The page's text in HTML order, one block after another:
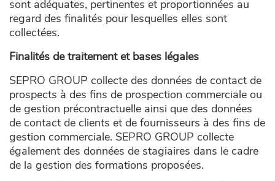
sont adéquates, pertinentes et proportionnées au
regard des finalités pour lesquelles elles sont
collectées.
Finalités de traitement et bases légales
SEPRO GROUP collecte des données de contact de
prospects à des fins de prospection commerciale ou
de gestion précontractuelle ainsi que des données
de contact de clients et de fournisseurs à des fins de
gestion commerciale. SEPRO GROUP collecte
également des données de stagiaires dans le cadre
de la gestion des formations proposées.